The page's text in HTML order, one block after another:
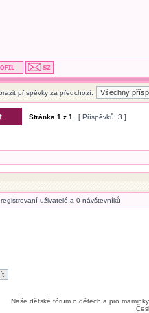
příspěvky za předchozí:
Stránka1 z1 [ Příspěvků: 3 ]
uživatelé a 0 návštevníků
Naše dětské fórum o dětech a pro